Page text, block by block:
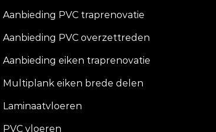
Aanbieding PVC traprenovatie
Aanbieding PVC overzettreden
Aanbieding eiken traprenovatie
Multiplank eiken brede delen
Laminaatvloeren
PVC vloeren